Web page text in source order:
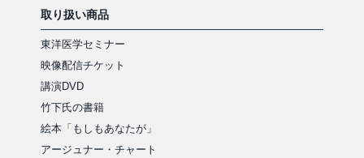
取り扱い商品
東洋医学セミナー
映像配信チケット
講演DVD
竹下氏の書籍
絵本「もしもあなたが」
アージュナー・チャート